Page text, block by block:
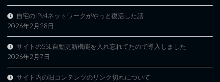
自宅のIPv4ネットワークがやっと復活した話
2026年2月28日
サイトのSSL自動更新機能を入れ忘れてたので導入しました
2026年2月7日
サイト内の旧コンテンツのリンク切れについて